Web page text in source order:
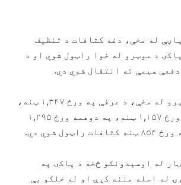
له مخې، دغه کثافات د تنظیف
د موټرو له خوا راټول شوي او د
سیمې ته انتقال شوي دي.
د ورکړل شویو شمېرو له مخې، د عرفې په ورځ ۱,۳۴۷ ټنه،
د اختر په لومړۍ ورځ ۱,۱۵۷ ټنه، په دوهمه ورځ ۱,۲۹۵
شوي دي.
له اوسېدونکو څخه د پاکۍ په
له امله مننه کړې او له خلکو یې